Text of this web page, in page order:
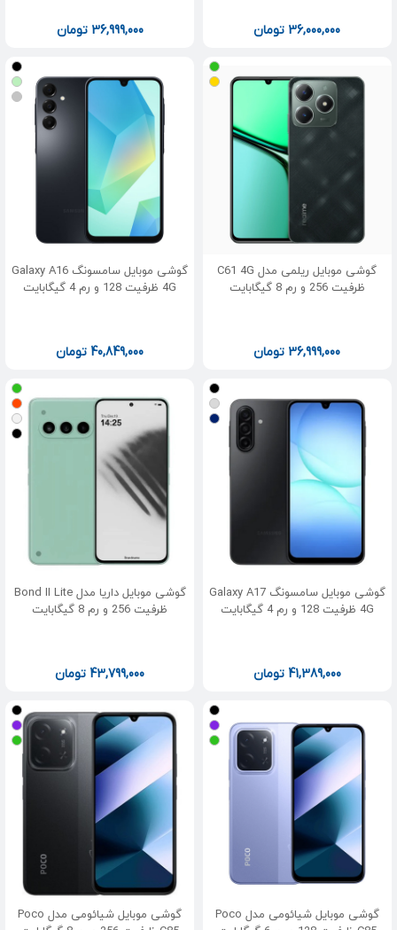
36,000,000 تومان 36,999,000 تومان
گوشی موبایل ریلمی مدل C61 4G
ظرفیت 256 و رم 8 گیگابایت
36,999,000 تومان
گوشی موبایل سامسونگ Galaxy A16
4G ظرفیت 128 و رم 4 گیگابایت
40,849,000 تومان
گوشی موبایل سامسونگ Galaxy A17
4G ظرفیت 128 و رم 4 گیگابایت
41,389,000 تومان
گوشی موبایل داریا مدل Bond II Lite
ظرفیت 256 و رم 8 گیگابایت
43,799,000 تومان
گوشی موبایل شیائومی مدل Poco
گوشی موبایل شیائومی مدل Poco